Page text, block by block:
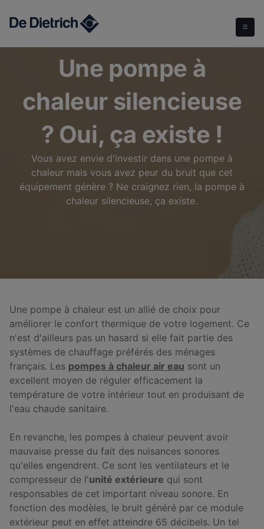
Une pompe à chaleur silencieuse ? Oui, ça existe !
Une pompe à
chaleur silencieuse
? Oui, ça existe !
Vous avez envie d'investir dans une pompe à
chaleur mais vous avez peur du bruit que cet
équipement génère ? Ne craignez rien, la pompe à
chaleur silencieuse, ça existe.
Une pompe à chaleur est un allié de choix pour
améliorer le confort thermique de votre logement. Ce
n'est d'ailleurs pas un hasard si elle fait partie des
systèmes de chauffage préférés des ménages
français. Les pompes à chaleur air eau sont un
excellent moyen de réguler efficacement la
température de votre intérieur tout en produisant de
l'eau chaude sanitaire.
En revanche, les pompes à chaleur peuvent avoir
mauvaise presse du fait des nuisances sonores
qu'elles engendrent. Ce sont les ventilateurs et le
compresseur de l'unité extérieure qui sont
responsables de cet important niveau sonore. En
fonction des modèles, le bruit généré par ce module
extérieur peut en effet atteindre 65 décibels. Un tel